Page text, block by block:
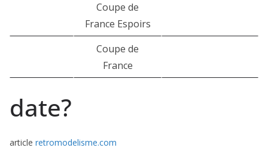
Coupe de
France Espoirs
Coupe de
France
date?
article retromodelisme.com